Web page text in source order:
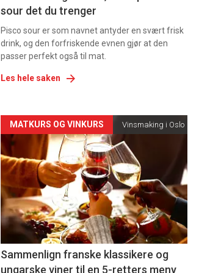
sour det du trenger
Pisco sour er som navnet antyder en svært frisk
drink, og den forfriskende evnen gjør at den
passer perfekt også til mat.
Les hele saken
Forsiden
akkurat
nå
-
5
MATKURS OG VINKURS Vinsmaking i Oslo
Sammenlign franske klassikere og
ungarske viner til en 5-retters meny